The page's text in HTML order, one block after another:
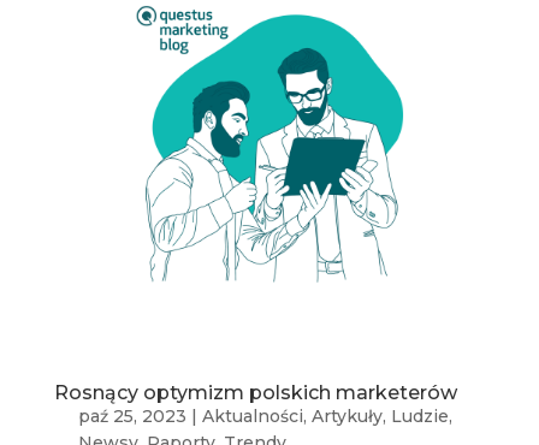
Rosnący optymizm polskich marketerów
paź 25, 2023 | Aktualności, Artykuły, Ludzie,